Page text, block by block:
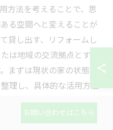
方法を考えることで、思
る空間へと変えることが
貸し出す、リフォームし
は地域の交流拠点とする
まずは現状の家の状態や
理し、具体的な活用方法
ロの遺品整理業者は家財
関するアドバイスも行っ
お問い合わせはこちら